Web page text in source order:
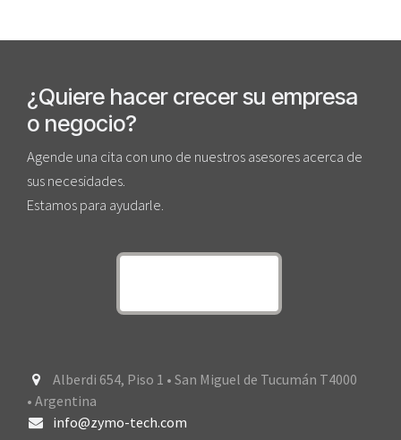
¿Quiere hacer crecer su empresa
o negocio?
Agende una cita con uno de nuestros asesores acerca de
sus necesidades.
Estamos para ayudarle.
Alberdi 654, Piso 1 • San Miguel de Tucumán T4000
• Argentina
info@zymo-tech.com